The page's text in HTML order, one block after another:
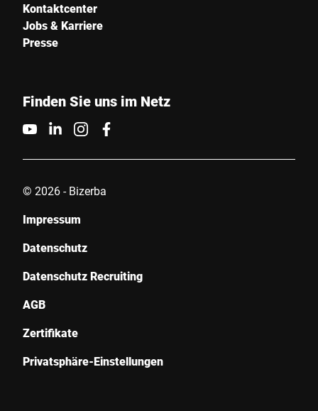
Kontaktcenter
Jobs & Karriere
Presse
Finden Sie uns im Netz
© 2026 - Bizerba
Impressum
Datenschutz
Datenschutz Recruiting
AGB
Zertifikate
Privatsphäre-Einstellungen